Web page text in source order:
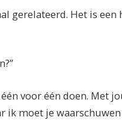
gerelateerd. Het is
voor één doen. Met
ik moet je